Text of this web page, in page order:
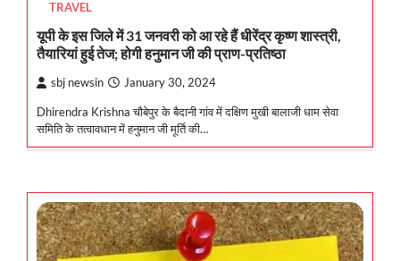
TRAVEL
यूपी के इस जिले में 31 जनवरी को आ रहे हैं धीरेंद्र कृष्ण शास्त्री,
तैयारियां हुई तेज; होगी हनुमान जी की प्राण-प्रतिष्ठा
sbj newsin January 30, 2024
Dhirendra Krishna चौबेपुर के बैदानी गांव में दक्षिण मुखी बालाजी धाम सेवा
समिति के तत्वावधान में हनुमान जी मूर्ति की…